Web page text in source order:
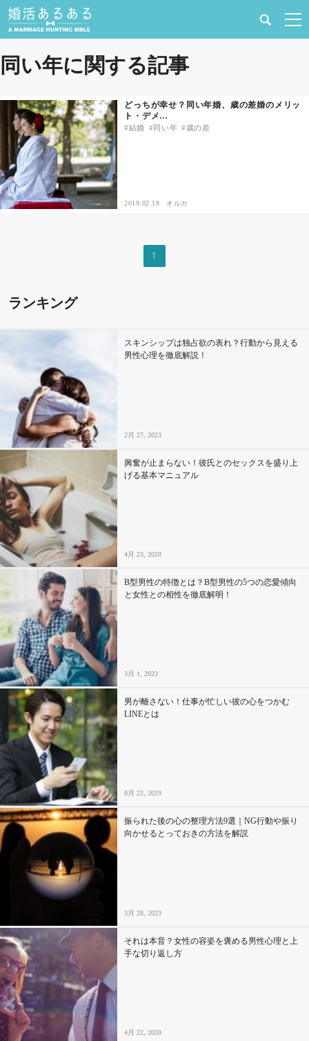
健康
恋愛の悩み
出会い
合コン・街コン
あるある
ドキドキ
仕事とキャリア
特集
占い・診断
ファッション・美容
グルメ
趣味・旅行
セックスライフ
不倫・だめ男
感動
心の処方箋
カルチャー・トレンド・芸能
驚き
同い年に関する記事
どっちが幸せ？同い年婚、歳の差婚のメリッ
ト・デメ…
結婚 同い年 歳の差
2019.02.18 オルカ
1
ランキング
スキンシップは独占欲の表れ？行動から見える
男性心理を徹底解説！
2月 27, 2023
興奮が止まらない！彼氏とのセックスを盛り上
げる基本マニュアル
4月 23, 2020
B型男性の特徴とは？B型男性の5つの恋愛傾向
と女性との相性を徹底解明！
3月 1, 2023
男が離さない！仕事が忙しい彼の心をつかむ
LINEとは
8月 22, 2019
振られた後の心の整理方法9選｜NG行動や振り
向かせるとっておきの方法を解説
3月 28, 2023
それは本音？女性の容姿を褒める男性心理と上
手な切り返し方
4月 22, 2020